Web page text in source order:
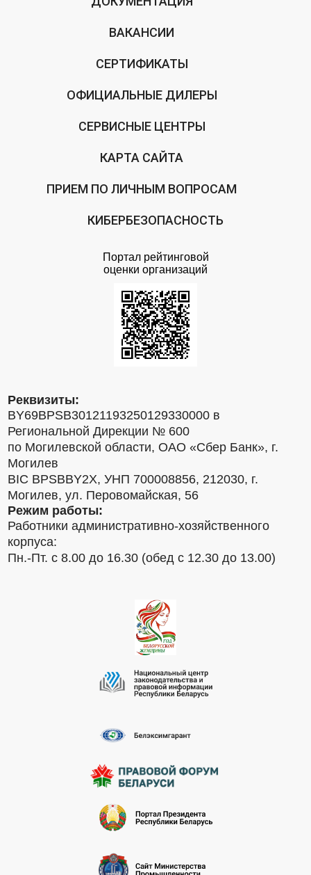
ВАКАНСИИ
СЕРТИФИКАТЫ
ОФИЦИАЛЬНЫЕ ДИЛЕРЫ
СЕРВИСНЫЕ ЦЕНТРЫ
КАРТА САЙТА
ПРИЕМ ПО ЛИЧНЫМ ВОПРОСАМ
КИБЕРБЕЗОПАСНОСТЬ
Портал рейтинговой
оценки организаций
Реквизиты:
BY69BPSB30121193250129330000 в
Региональной Дирекции № 600
по Могилевской области, ОАО «Сбер Банк», г.
Могилев
BIC BPSBBY2X, УНП 700008856, 212030, г.
Могилев, ул. Перовомайская, 56
Режим работы:
Работники административно-хозяйственного
корпуса:
Пн.-Пт. с 8.00 до 16.30 (обед с 12.30 до 13.00)